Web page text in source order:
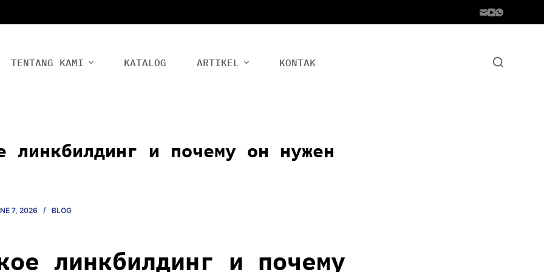
TENTANG KAMI KATALOG ARTIKEL KONTAK
линкбилдинг и почему он нужен
7, 2026 BLOG
линкбилдинг и почему